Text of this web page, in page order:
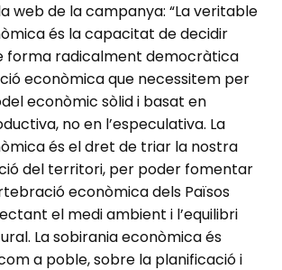
web de la campanya: “La veritable
és la capacitat de decidir
forma radicalment democràtica
econòmica que necessitem per
econòmic sòlid i basat en
no en l’especulativa. La
és el dret de triar la nostra
del territori, per poder fomentar
econòmica dels Països
el medi ambient i l’equilibri
La sobirania econòmica és
a poble, sobre la planificació i